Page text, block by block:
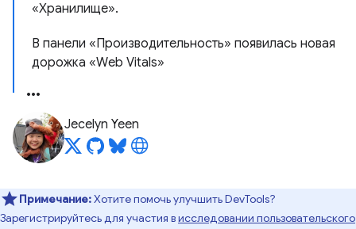
«Хранилище».
В панели «Производительность» появилась новая
дорожка «Web Vitals»
Jecelyn Yeen
Примечание:Хотите помочь улучшить DevTools?
Зарегистрируйтесь для участия висследовании пользовательского